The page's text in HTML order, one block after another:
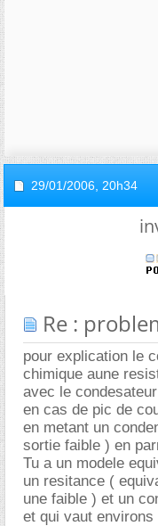
29/01/2006, 20h34
Re :
pour explication le
chimique aune
avec le
en cas de pic de
en metant un
sortie faible ) en
Tu a un modele
un resitance (
une faible ) et un
et qui vaut environs